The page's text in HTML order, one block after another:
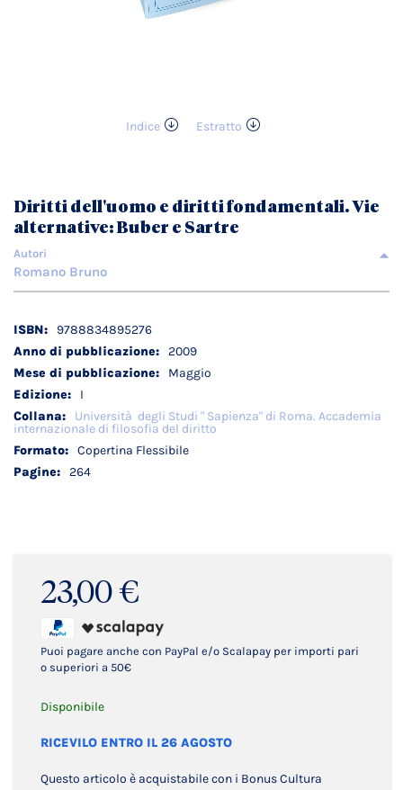
Indice
Estratto
galleria
di
immagini
23,00 €
Puoi pagare anche con PayPal e/o Scalapay per importi pari
o superiori a 50€
Disponibile
RICEVILO ENTRO IL 26 AGOSTO
Questo articolo è acquistabile con i Bonus Cultura
Diritti dell'uomo e diritti fondamentali. Vie
alternative: Buber e Sartre
Autori
Romano Bruno
Dettagli
tecnici
9788834895276
2009
Maggio
I
Università degli Studi " Sapienza" di Roma. Accademia
internazionale di filosofia del diritto
Copertina Flessibile
264